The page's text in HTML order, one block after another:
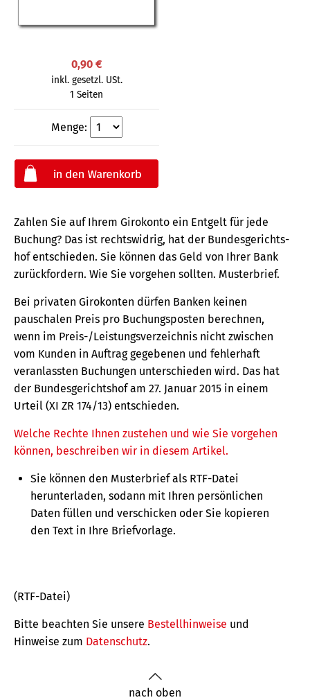
0,90 €
inkl. gesetzl. USt.
1 Seiten
Menge:
Zahlen Sie auf Ihrem Girokonto ein Entgelt für jede
Buchung? Das ist rechts­widrig, hat der Bundes­gerichts­
hof entschieden. Sie können das Geld von Ihrer Bank
zurück­fordern. Wie Sie vorgehen sollten. Musterbrief.
Bei privaten Girokonten dürfen Banken keinen
pauschalen Preis pro Buchungsposten berechnen,
wenn im Preis-/Leistungsverzeichnis nicht zwischen
vom Kunden in Auftrag gegebenen und fehlerhaft
veranlassten Buchungen unterschieden wird. Das hat
der Bundesgerichtshof am 27. Januar 2015 in einem
Urteil (XI ZR 174/13) entschieden.
Welche Rechte Ihnen zustehen und wie Sie vorgehen
können, beschreiben wir in diesem Artikel.
Sie können den Musterbrief als RTF-Datei
herunterladen, sodann mit Ihren persönlichen
Daten füllen und verschicken oder Sie kopieren
den Text in Ihre Briefvorlage.
(RTF-Datei)
Bitte beachten Sie unsere Bestellhinweise und
Hinweise zum Datenschutz.
nach oben